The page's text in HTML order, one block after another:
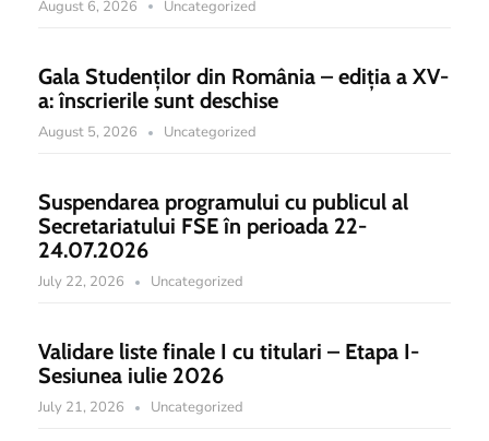
August 6, 2026 Uncategorized
Gala Studenților din România – ediția a XV-
a: înscrierile sunt deschise
August 5, 2026 Uncategorized
Suspendarea programului cu publicul al
Secretariatului FSE în perioada 22-
24.07.2026
July 22, 2026 Uncategorized
Validare liste finale I cu titulari – Etapa I-
Sesiunea iulie 2026
July 21, 2026 Uncategorized